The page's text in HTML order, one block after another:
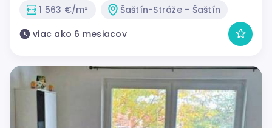
1 563 €/m²
Šaštín-Stráže - Šaštín
viac ako 6 mesiacov